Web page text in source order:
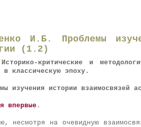
И.Б. Проблемы
(1.2)
критические и
в классическую эпоху.
изучения истории взаимосвязей
впервые .
несмотря на очевидную